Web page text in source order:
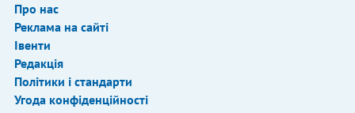
Про нас
Реклама на сайті
Івенти
Редакція
Політики і стандарти
Угода конфіденційності